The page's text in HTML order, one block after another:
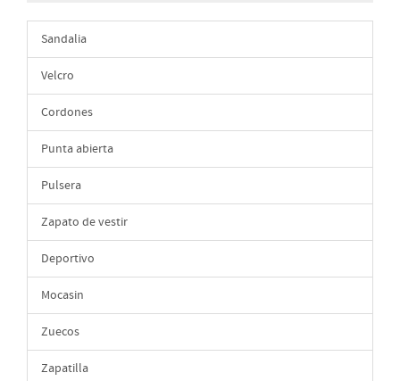
Sandalia
Velcro
Cordones
Punta abierta
Pulsera
Zapato de vestir
Deportivo
Mocasin
Zuecos
Zapatilla